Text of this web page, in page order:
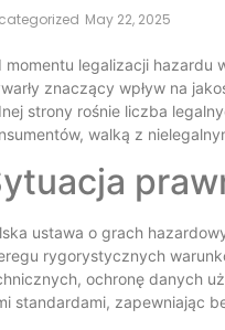
May 22, 2025
momentu legalizacji hazardu
znaczący wpływ na
strony rośnie liczba
walką z
ustawa o grach
rygorystycznych
ochronę danych
standardami, zapewniając